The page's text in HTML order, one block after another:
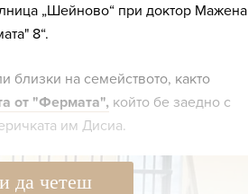
„Шейново“ при доктор Мажена
8“.
близки на семейството, както
от "Фермата", който бе заедно с
им Дисиа.
да четеш